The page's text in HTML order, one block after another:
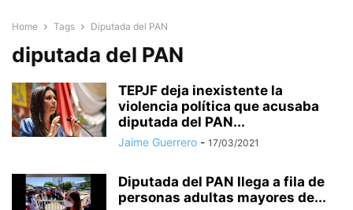
Home Tags Diputada del PAN
diputada del PAN
TEPJF deja inexistente la
violencia política que acusaba
diputada del PAN...
Jaime Guerrero - 17/03/2021
Diputada del PAN llega a fila de
personas adultas mayores de...